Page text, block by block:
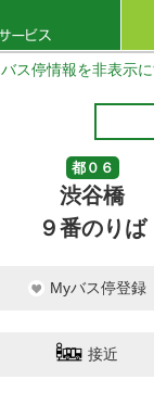
バス停情報を非表示
都０６
渋谷橋
９番のりば
Myバス停登録
接近